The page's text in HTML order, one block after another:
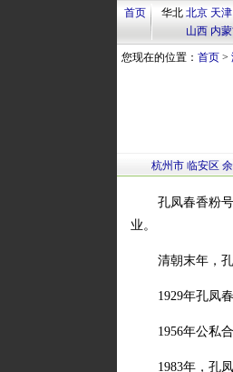
首页 华北 北京 天津
山西 内
您现在的位置： 首页>
杭州市 临安区
孔凤春香粉
业。
清朝末年，
1929年孔凤
1956年公私
1983年，孔